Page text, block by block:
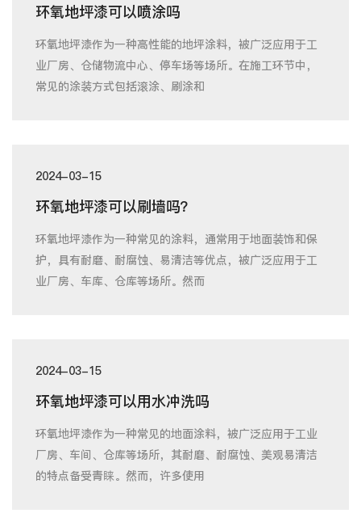
环氧地坪漆可以喷涂吗
环氧地坪漆作为一种高性能的地坪涂料，被广泛应用于工
业厂房、仓储物流中心、停车场等场所。在施工环节中，
常见的涂装方式包括滚涂、刷涂和
2024-03-15
环氧地坪漆可以刷墙吗？
环氧地坪漆作为一种常见的涂料，通常用于地面装饰和保
护，具有耐磨、耐腐蚀、易清洁等优点，被广泛应用于工
业厂房、车库、仓库等场所。然而
2024-03-15
环氧地坪漆可以用水冲洗吗
环氧地坪漆作为一种常见的地面涂料，被广泛应用于工业
厂房、车间、仓库等场所，其耐磨、耐腐蚀、美观易清洁
的特点备受青睐。然而，许多使用